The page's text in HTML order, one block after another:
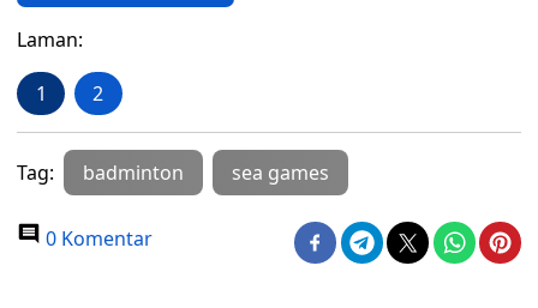
Laman:
1 2
Tag: badminton sea games
0 Komentar